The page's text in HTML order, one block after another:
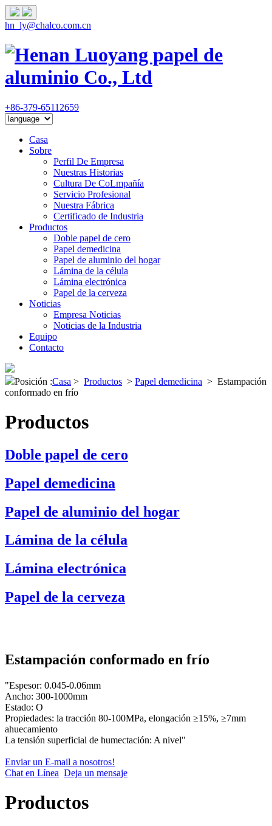
hn_ly@chalco.com.cn
+86-379-65112659
Casa
Sobre
Perfil De Empresa
Nuestras Historias
Cultura De CoLmpañía
Servicio Profesional
Nuestra Fábrica
Certificado de Industria
Productos
Doble papel de cero
Papel demedicina
Papel de aluminio del hogar
Lámina de la célula
Lámina electrónica
Papel de la cerveza
Noticias
Empresa Noticias
Noticias de la Industria
Equipo
Contacto
Posición :Casa > Productos > Papel demedicina > Estampación
conformado en frío
Productos
Doble papel de cero
Papel demedicina
Papel de aluminio del hogar
Lámina de la célula
Lámina electrónica
Papel de la cerveza
Estampación conformado en frío
"Espesor: 0.045-0.06mm
Ancho: 300-1000mm
Estado: O
Propiedades: la tracción 80-100MPa, elongación ≥15%, ≥7mm
ahuecamiento
La tensión superficial de humectación: A nivel"
Enviar un E-mail a nosotros!
Chat en Línea Deja un mensaje
Productos